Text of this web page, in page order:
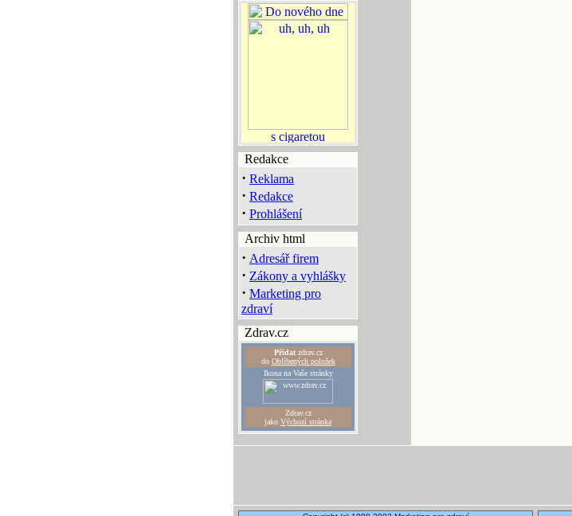
Redakce
· Reklama
· Redakce
· Prohlášení
Archiv html
· Adresář firem
· Zákony a vyhlášky
· Marketing pro
zdraví
Zdrav.cz
Přidatzdrav.cz
do Oblíbených položek
Ikona na Vaše stránky
Zdrav.cz
jako Výchozí stránka